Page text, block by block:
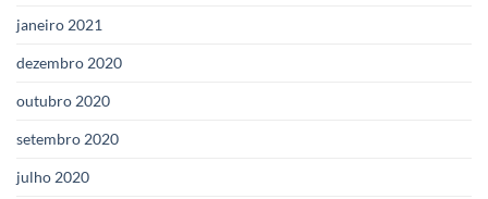
janeiro 2021
dezembro 2020
outubro 2020
setembro 2020
julho 2020